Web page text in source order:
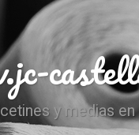
y medias